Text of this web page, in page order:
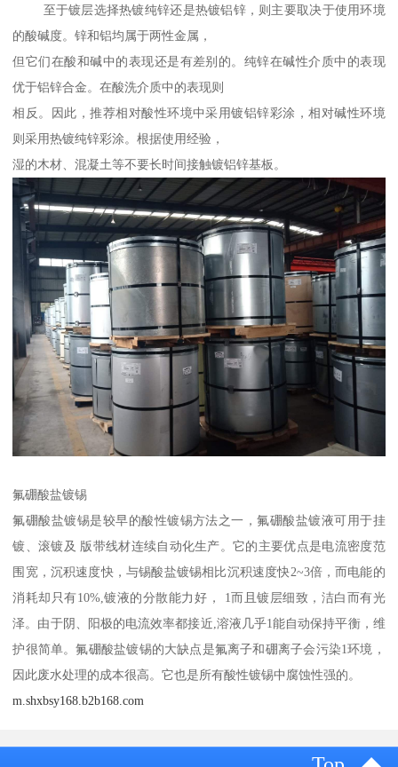
至于镀层选择热镀纯锌还是热镀铝锌，则主要取决于使用环境
的酸碱度。锌和铝均属于两性金属，
但它们在酸和碱中的表现还是有差别的。纯锌在碱性介质中的表现
优于铝锌合金。在酸洗介质中的表现则
相反。因此，推荐相对酸性环境中采用镀铝锌彩涂，相对碱性环境
则采用热镀纯锌彩涂。根据使用经验，
湿的木材、混凝土等不要长时间接触镀铝锌基板。
氟硼酸盐镀锡
氟硼酸盐镀锡是较早的酸性镀锡方法之一，氟硼酸盐镀液可用于挂
镀、滚镀及 版带线材连续自动化生产。它的主要优点是电流密度范
围宽，沉积速度快，与锡酸盐镀锡相比沉积速度快2~3倍，而电能的
消耗却只有10%,镀液的分散能力好， 1而且镀层细致，洁白而有光
泽。由于阴、阳极的电流效率都接近,溶液几乎1能自动保持平衡，维
护很简单。氟硼酸盐镀锡的大缺点是氟离子和硼离子会污染1环境，
因此废水处理的成本很高。它也是所有酸性镀锡中腐蚀性强的。
m.shxbsy168.b2b168.com